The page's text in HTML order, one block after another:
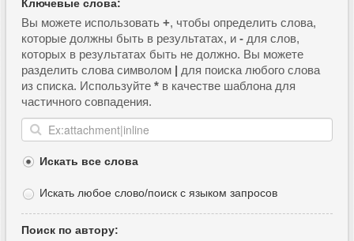
Ключевые слова:
Вы можете использовать +, чтобы определить слова,
которые должны быть в результатах, и - для слов,
которых в результатах быть не должно. Вы можете
разделить слова символом | для поиска любого слова
из списка. Используйте * в качестве шаблона для
частичного совпадения.
Искать все слова
Искать любое слово/поиск с языком запросов
Поиск по автору: